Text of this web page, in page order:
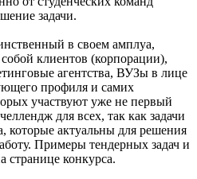
задачи.
в своем амплуа,
клиентов (корпорации),
агентства, ВУЗы в лице
профиля и самих
участвуют уже не первый
для всех, так как задачи
которые актуальны для решения
Примеры тендерных задач и
странице конкурса.